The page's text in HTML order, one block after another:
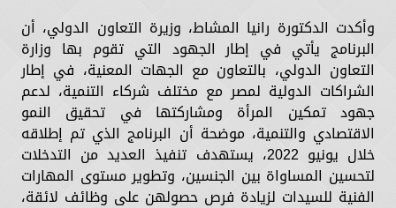
وأكدت الدكتورة رانيا المشاط، وزيرة التعاون الدولي، أن
البرنامج يأتي في إطار الجهود التي تقوم بها وزارة
التعاون الدولي، بالتعاون مع الجهات المعنية، في إطار
الشراكات الدولية لمصر مع مختلف شركاء التنمية، لدعم
جهود تمكين المرأة ومشاركتها في تحقيق النمو
الاقتصادي والتنمية، موضحة أن البرنامج الذي تم إطلاقه
خلال يونيو 2022، يستهدف تنفيذ العديد من التدخلات
لتحسين المساواة بين الجنسين، وتطوير مستوى المهارات
الفنية للسيدات لزيادة فرص حصولهن على وظائف لائقة،